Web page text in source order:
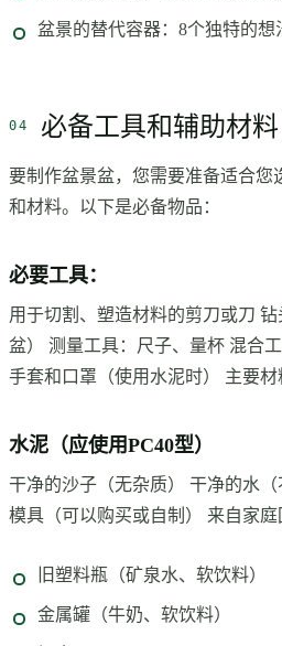
盆景的替代容器：8个独特的想
必备工具和辅助材料
要制作盆景盆，您需要准备适合您
和材料。以下是必备物品：
必要工具：
用于切割、塑造材料的剪刀或刀
盆） 测量工具：尺子、量杯 混合
手套和口罩（使用水泥时） 主要材
水泥（应使用PC40型）
干净的沙子（无杂质） 干净的水（
模具（可以购买或自制） 来自家庭
旧塑料瓶（矿泉水、软饮料）
金属罐（牛奶、软饮料）